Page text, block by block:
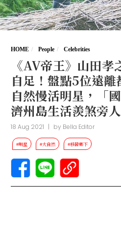
HOME People Celebrities
《AV帝王》山田
自足！盤點5位遠
自然慢活明星，「
濟州島生活羨煞旁人
18 Aug 2021 | by Bella Editor
#明星 #大自然 #移居鄉下